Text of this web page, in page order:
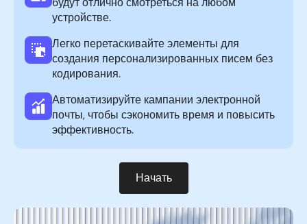
устройстве.
Легко перетаскивайте элементы для
создания персонализированных писем без
кодирования.
Автоматизируйте кампании электронной
почты, чтобы сэкономить время и повысить
эффективность.
Начать